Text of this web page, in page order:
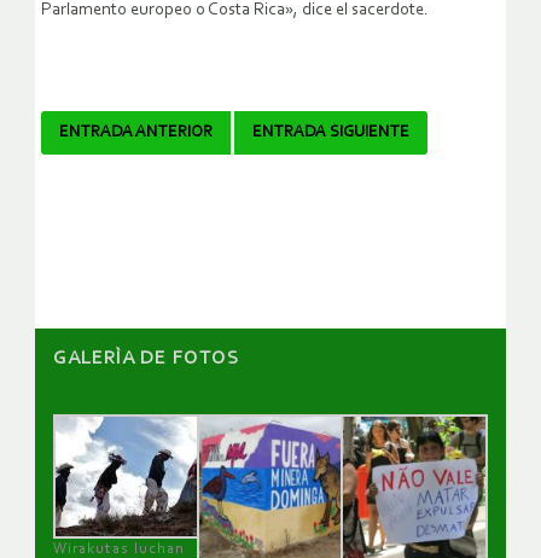
Parlamento europeo o Costa Rica», dice el sacerdote.
Navegador
ENTRADA ANTERIOR ENTRADA SIGUIENTE
GALERÌA DE FOTOS
Wirakutas luchan